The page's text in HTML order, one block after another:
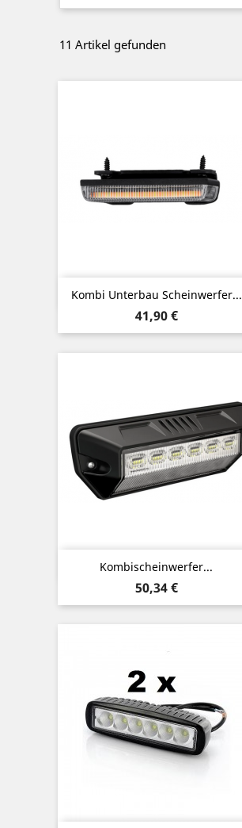
11 Artikel gefunden
Kombi Unterbau Scheinwerfer...
Preis
41,90 €
Vorschau
Kombischeinwerfer...
Preis
50,34 €
Vorschau